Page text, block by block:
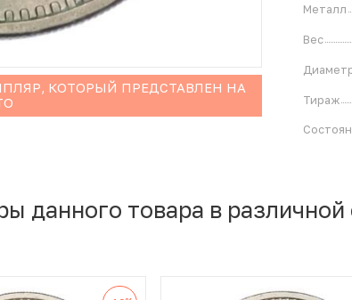
КОТОРЫЙ ПРЕДСТАВЛЕН НА
Металл
Вес
Тираж
данного товара в различной